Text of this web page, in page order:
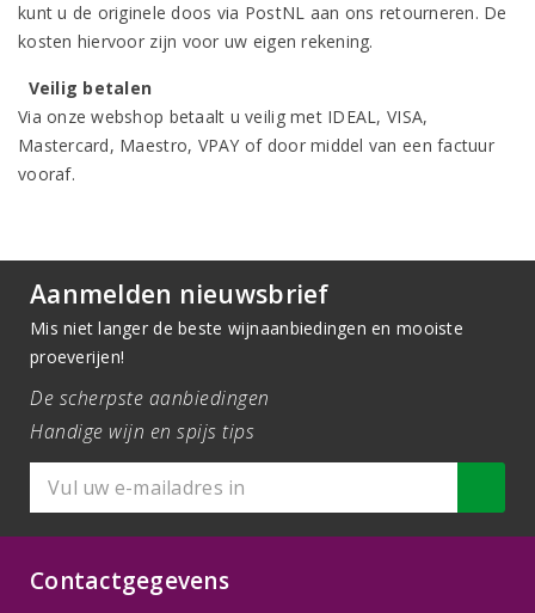
kunt u de originele doos via PostNL aan ons retourneren. De
kosten hiervoor zijn voor uw eigen rekening.
Veilig betalen
Via onze webshop betaalt u veilig met IDEAL, VISA,
Mastercard, Maestro, VPAY of door middel van een factuur
vooraf.
Aanmelden nieuwsbrief
Mis niet langer de beste wijnaanbiedingen en mooiste
proeverijen!
De scherpste aanbiedingen
Handige wijn en spijs tips
Contactgegevens